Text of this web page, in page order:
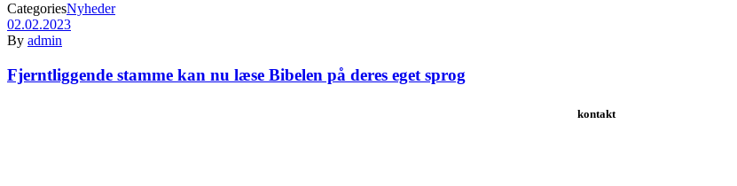
CategoriesNyheder
02.02.2023
By admin
Fjerntliggende stamme kan nu læse Bibelen på deres eget sprog
kontakt